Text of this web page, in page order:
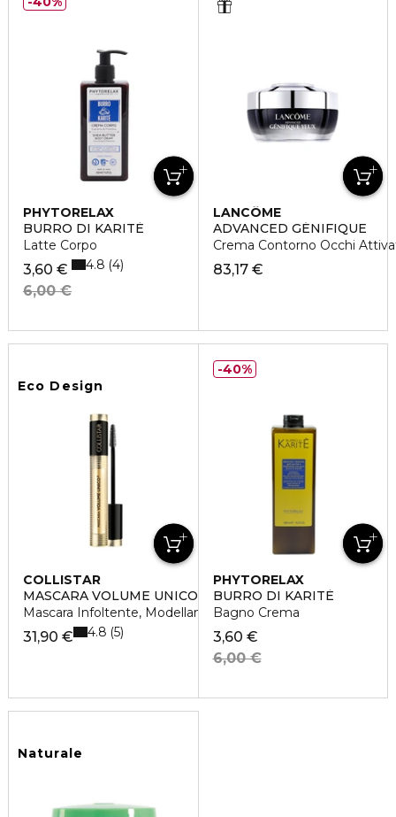
PHYTORELAX
BURRO DI KARITÈ
Latte Corpo
3,60 €
6,00 €
4.8 4
LANCÔME
ADVANCED GÉNIFIQUE
Crema Contorno Occhi
83,17 €
Eco Design
COLLISTAR
MASCARA VOLUME UNICO®
Mascara Infoltente, Modellante
31,90 € 4.8 5
PHYTORELAX
BURRO DI KARITÈ
Bagno Crema
3,60 €
6,00 €
40%
Naturale